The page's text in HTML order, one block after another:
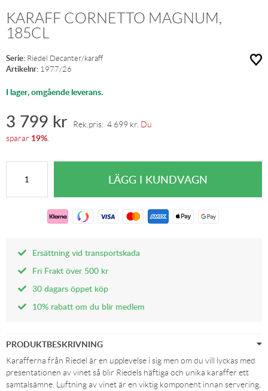
KARAFF CORNETTO MAGNUM,
185CL
Serie: Riedel Decanter/karaff
Artikelnr: 1977/26
I lager, omgående leverans.
3 799 kr Rek.pris: 4 699 kr Du
sparar 19%
Ersättning vid transportskada
Fri Frakt över 500 kr
30 dagars öppet köp
10% rabatt om du blir medlem
PRODUKTBESKRIVNING
Karafferna från Riedel är en upplevelse i sig men om du vill lyckas med
presentationen av vinet så blir Riedels häftiga och unika karaffer ett
samtalsämne. Luftning av vinet är en viktig komponent innan servering,